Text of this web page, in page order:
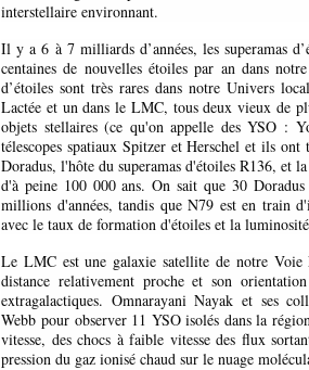
interstellaire environnant.
Il y a 6 à 7 milliards d’années, les superamas
centaines de nouvelles étoiles par an dans
d’étoiles sont très rares dans notre Univers
Lactée et un dans le LMC, tous deux vieux de
objets stellaires (ce qu'on appelle des YSO :
télescopes spatiaux Spitzer et Herschel et ils
Doradus, l'hôte du superamas d'étoiles R136, et
d'à peine 100 000 ans. On sait que 30
millions d'années, tandis que N79 est en train
avec le taux de formation d'étoiles et la
Le LMC est une galaxie satellite de notre Voie
distance relativement proche et son
extragalactiques. Omnarayani Nayak et ses
Webbpour observer 11 YSO isolés dans la
vitesse, des chocs à faible vitesse des flux
pression du gaz ionisé chaud sur le nuage